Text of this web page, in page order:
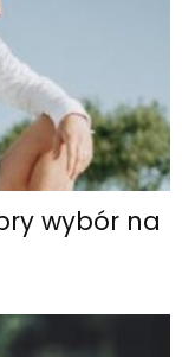
wybór na